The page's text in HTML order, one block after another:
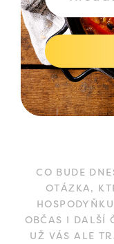
CO BUDE
OTÁZKA,
OBČAS I DALŠÍ
UŽ VÁS ALE